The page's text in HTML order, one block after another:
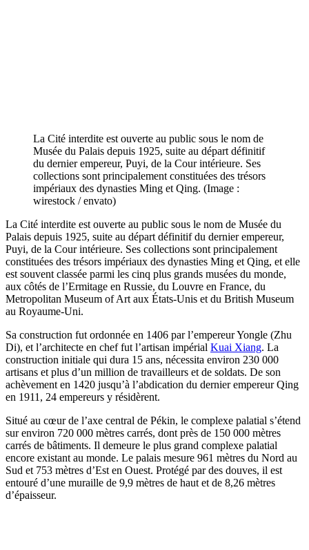
La Cité interdite est ouverte au public sous le nom de
Musée du Palais depuis 1925, suite au départ définitif
du dernier empereur, Puyi, de la Cour intérieure. Ses
collections sont principalement constituées des trésors
impériaux des dynasties Ming et Qing. (Image :
wirestock / envato)
La Cité interdite est ouverte au public sous le nom de Musée du
Palais depuis 1925, suite au départ définitif du dernier empereur,
Puyi, de la Cour intérieure. Ses collections sont principalement
constituées des trésors impériaux des dynasties Ming et Qing, et elle
est souvent classée parmi les cinq plus grands musées du monde,
aux côtés de l’Ermitage en Russie, du Louvre en France, du
Metropolitan Museum of Art aux États-Unis et du British Museum
au Royaume-Uni.
Sa construction fut ordonnée en 1406 par l’empereur Yongle (Zhu
Di), et l’architecte en chef fut l’artisan impérial Kuai Xiang. La
construction initiale qui dura 15 ans, nécessita environ 230 000
artisans et plus d’un million de travailleurs et de soldats. De son
achèvement en 1420 jusqu’à l’abdication du dernier empereur Qing
en 1911, 24 empereurs y résidèrent.
Situé au cœur de l’axe central de Pékin, le complexe palatial s’étend
sur environ 720 000 mètres carrés, dont près de 150 000 mètres
carrés de bâtiments. Il demeure le plus grand complexe palatial
encore existant au monde. Le palais mesure 961 mètres du Nord au
Sud et 753 mètres d’Est en Ouest. Protégé par des douves, il est
entouré d’une muraille de 9,9 mètres de haut et de 8,26 mètres
d’épaisseur.